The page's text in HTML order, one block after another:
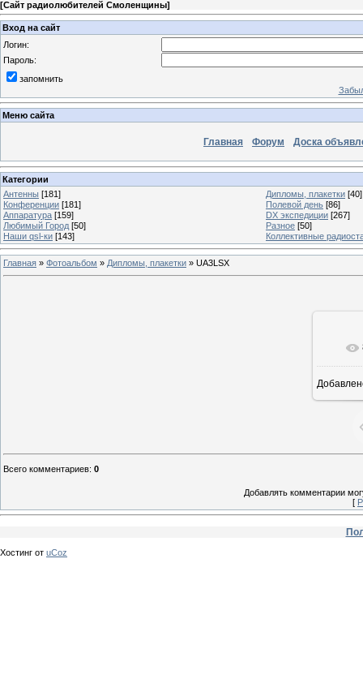
[Сайт радиолюбителей Смоленщины]
Вход на сайт
Логин:
Пароль:
запомнить
Меню сайта
Главная Форум Доска
Категории
Антенны [181] Дипломы, плакетки [40]
Конференции [181] Полевой день [86]
Аппаратура [159] DX экспедиции [267]
Любимый Город [50] Разное [50]
Наши qsl-ки [143] Коллективные
Главная » Фотоальбом » Дипломы, плакетки » UA3LSX
Всего комментариев: 0
Добавлять комментарии
[
Хостинг от uCoz